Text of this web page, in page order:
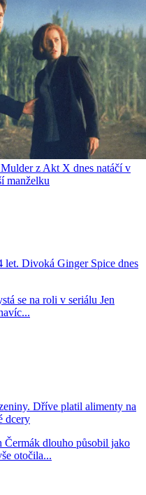
z Akt X dnes natáčí v
manželku
Divoká Ginger Spice dnes
se na roli v seriálu Jen
Dříve platil alimenty na
dcery
dlouho působil jako
otočila...